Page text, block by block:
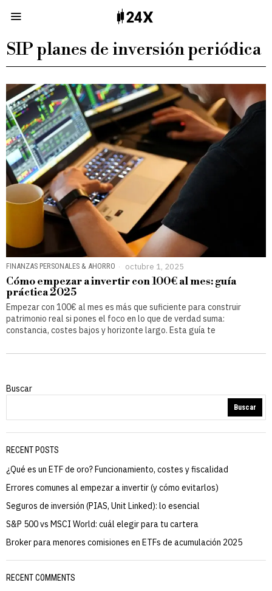
SIP planes de inversión periódica
FINANZAS PERSONALES & AHORRO octubre 1, 2025
Cómo empezar a invertir con 100€ al mes: guía
práctica 2025
Empezar con 100€ al mes es más que suficiente para construir
patrimonio real si pones el foco en lo que de verdad suma:
constancia, costes bajos y horizonte largo. Esta guía te
Buscar
Buscar
RECENT POSTS
¿Qué es un ETF de oro? Funcionamiento, costes y fiscalidad
Errores comunes al empezar a invertir (y cómo evitarlos)
Seguros de inversión (PIAS, Unit Linked): lo esencial
S&P 500 vs MSCI World: cuál elegir para tu cartera
Broker para menores comisiones en ETFs de acumulación 2025
RECENT COMMENTS